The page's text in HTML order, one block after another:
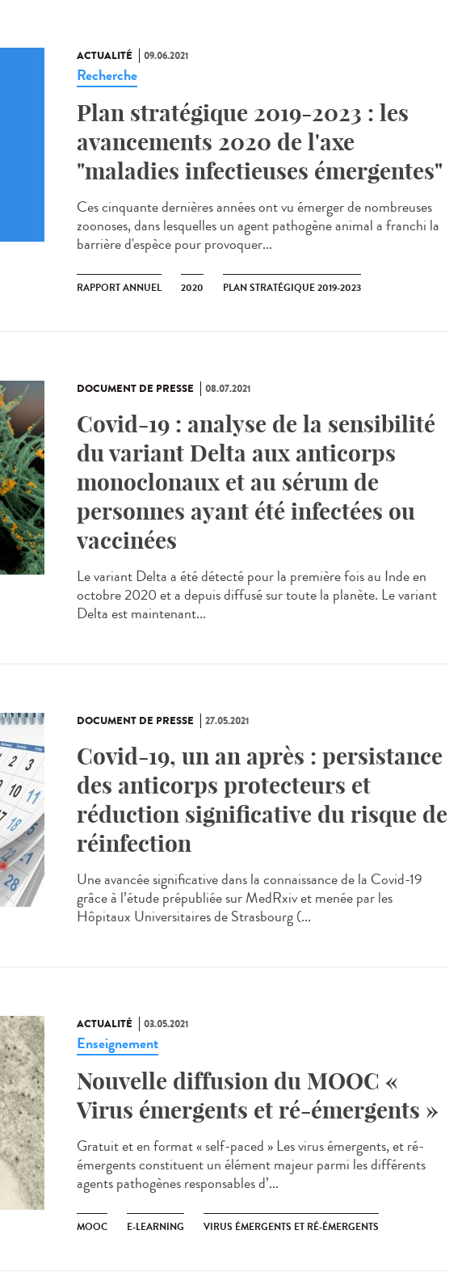
ACTUALITÉ 09.06.2021
Recherche
Plan stratégique 2019-2023 : les
avancements 2020 de l'axe
"maladies infectieuses émergentes"
Ces cinquante dernières années ont vu émerger de nombreuses
zoonoses, dans lesquelles un agent pathogène animal a franchi la
barrière d'espèce pour provoquer...
RAPPORT ANNUEL 2020 PLAN STRATÉGIQUE 2019-2023
DOCUMENT DE PRESSE 08.07.2021
Covid-19 : analyse de la sensibilité
du variant Delta aux anticorps
monoclonaux et au sérum de
personnes ayant été infectées ou
vaccinées
Le variant Delta a été détecté pour la première fois au Inde en
octobre 2020 et a depuis diffusé sur toute la planète. Le variant
Delta est maintenant...
DOCUMENT DE PRESSE 27.05.2021
Covid-19, un an après : persistance
des anticorps protecteurs et
réduction significative du risque de
réinfection
Une avancée significative dans la connaissance de la Covid-19
grâce à l’étude prépubliée sur MedRxiv et menée par les
Hôpitaux Universitaires de Strasbourg (...
ACTUALITÉ 03.05.2021
Enseignement
Nouvelle diffusion du MOOC «
Virus émergents et ré-émergents »
Gratuit et en format « self-paced » Les virus émergents, et ré-
émergents constituent un élément majeur parmi les différents
agents pathogènes responsables d’...
MOOC E-LEARNING VIRUS ÉMERGENTS ET RÉ-ÉMERGENTS